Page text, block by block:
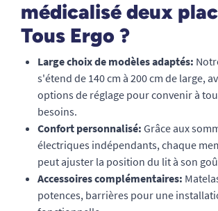
médicalisé deux
Tous Ergo ?
Large choix de modèles adaptés:
s'étend de 140 cm à 200 cm de large,
options de réglage pour convenir à
besoins.
Confort personnalisé: Grâce aux
électriques indépendants, chaque
peut ajuster la position du lit à son
Accessoires complémentaires:
potences, barrières pour une